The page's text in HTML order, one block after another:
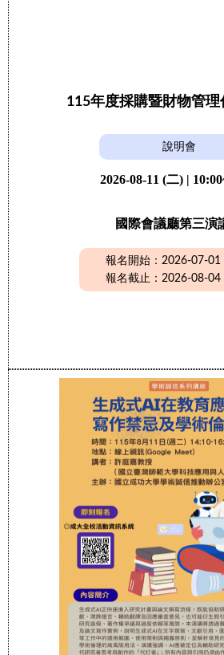
115年度採購暨財物管
說明會
2026-08-11 (二) |
國際會議廳第三演
報名開始：2026-07-01
報名截止：2026-08-04